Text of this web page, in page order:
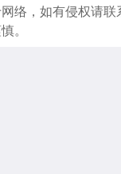
络，如有侵权请联
。